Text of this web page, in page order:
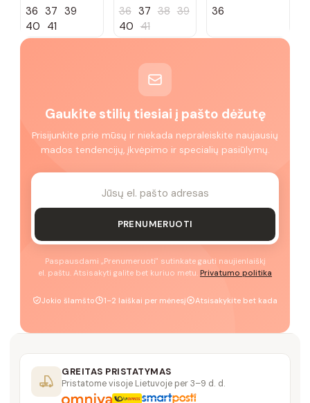
baltos spalvos
36 37 39
40 41
36 37 38 39
40 41
36
Gaukite stilių tiesiai į pašto dėžutę
Prisijunkite prie mūsų ir niekada nepraleiskite naujausių
mados tendencijų, įkvėpimo ir specialių pasiūlymų.
PRENUMERUOTI
Paspausdami „Prenumeruoti" sutinkate gauti naujienlaiškį
el. paštu. Atsisakyti galite bet kuriuo metu. Privatumo politika
Jokio šlamšto 1–2 laiškai per mėnesį Atsisakykite bet kada
GREITAS PRISTATYMAS
Pristatome visoje Lietuvoje per 3–9 d. d.